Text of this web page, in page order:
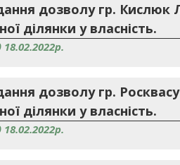
дозволу гр. Кислюк
ділянки у власність.
дозволу гр.
ділянки у власність.